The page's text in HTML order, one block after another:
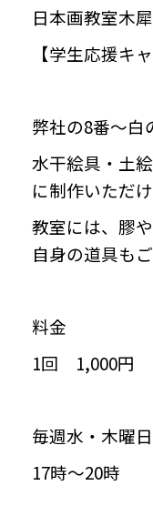
日本画教室木
【学生応援キ
弊社の8番〜白
水干絵具・土
に制作いただ
教室には、膠
自身の道具も
料金
1回 1,000円
毎週水・木曜日
17時〜20時